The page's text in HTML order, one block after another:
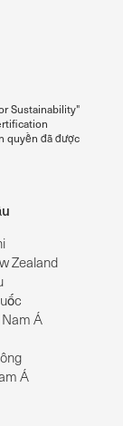
Sustainability"
quyền đã được
Zealand
Á
Á